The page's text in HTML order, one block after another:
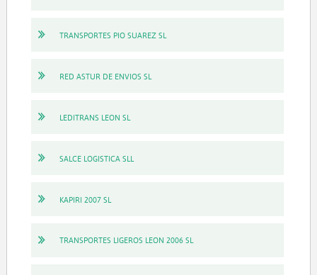
TRANSPORTES PIO SUAREZ SL
RED ASTUR DE ENVIOS SL
LEDITRANS LEON SL
SALCE LOGISTICA SLL
KAPIRI 2007 SL
TRANSPORTES LIGEROS LEON 2006 SL